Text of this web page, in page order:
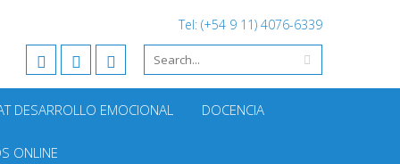
Tel: (+54 9 11) 4076-6339
DESARROLLO EMOCIONAL DOCENCIA
ONLINE